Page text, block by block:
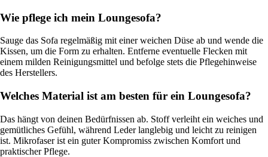
Wie pflege ich mein Loungesofa?
Sauge das Sofa regelmäßig mit einer weichen Düse ab und wende die
Kissen, um die Form zu erhalten. Entferne eventuelle Flecken mit
einem milden Reinigungsmittel und befolge stets die Pflegehinweise
des Herstellers.
Welches Material ist am besten für ein Loungesofa?
Das hängt von deinen Bedürfnissen ab. Stoff verleiht ein weiches und
gemütliches Gefühl, während Leder langlebig und leicht zu reinigen
ist. Mikrofaser ist ein guter Kompromiss zwischen Komfort und
praktischer Pflege.